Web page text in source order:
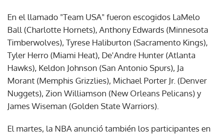
En el llamado "Team USA" fueron escogidos LaMelo
Ball (Charlotte Hornets), Anthony Edwards (Minnesota
Timberwolves), Tyrese Haliburton (Sacramento Kings),
Tyler Herro (Miami Heat), De'Andre Hunter (Atlanta
Hawks), Keldon Johnson (San Antonio Spurs), Ja
Morant (Memphis Grizzlies), Michael Porter Jr. (Denver
Nuggets), Zion Williamson (New Orleans Pelicans) y
James Wiseman (Golden State Warriors).
El martes, la NBA anunció también los participantes en